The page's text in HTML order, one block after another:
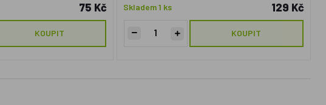
75 Kč
KOUPIT
Skladem 1 ks
129 Kč
KOUPIT